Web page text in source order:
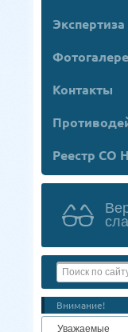
Экспертиза
Контакты
Реестр СО
Внимание!